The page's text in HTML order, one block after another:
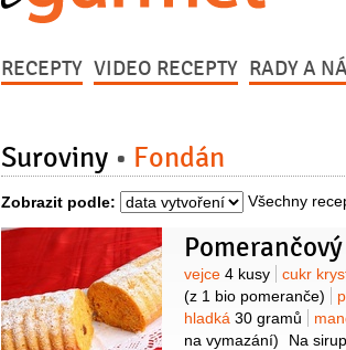
RECEPTY VIDEO RECEPTY RADY A
Suroviny Fondán
Zobrazit podle: Všechny
Suroviny
vejce 4 kusy cukr
(z 1 bio pomeranče)
hladká 30 gramů
na vymazání)
Na